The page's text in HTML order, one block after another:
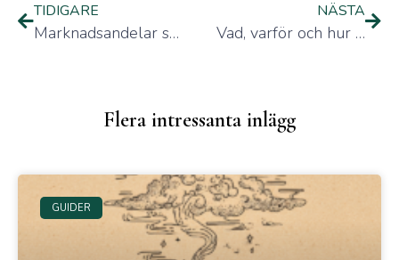
TIDIGARE
Marknadsandelar speglar share of voice – och det är din chans att växa
NÄSTA
Vad, varför och hur med storytelling – och vad som gäller nu
Flera intressanta inlägg
GUIDER